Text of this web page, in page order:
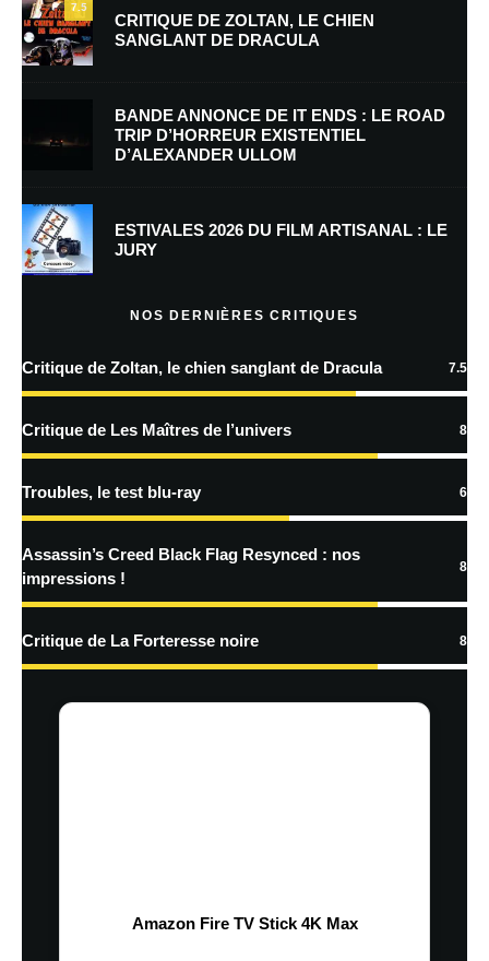
E-mail*
Enregistrer mon nom, mon e-mail et mon site dans le navigateur pour
plus sur la façon dont les données de vos commentaires sont
7.5
CRITIQUE DE ZOLTAN, LE CHIEN
SANGLANT DE DRACULA
BANDE ANNONCE DE IT ENDS : LE ROAD
TRIP D’HORREUR EXISTENTIEL
D’ALEXANDER ULLOM
ESTIVALES 2026 DU FILM ARTISANAL : LE
JURY
NOS DERNIÈRES CRITIQUES
Critique de Zoltan, le chien sanglant de Dracula 7.5
Critique de Les Maîtres de l’univers 8
Troubles, le test blu-ray 6
Assassin’s Creed Black Flag Resynced : nos
impressions !
8
Critique de La Forteresse noire 8
Amazon Fire TV Stick 4K Max